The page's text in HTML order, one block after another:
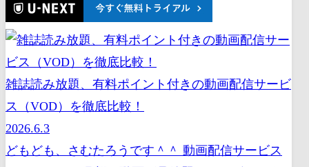
雑誌読み放題、有料ポイント付きの動画配信サービ
ス（VOD）を徹底比較！
2026.6.3
どもども、さむたろうです＾＾ 動画配信サービス